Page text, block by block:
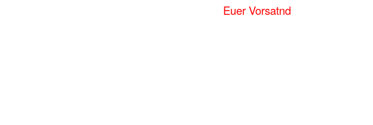
Euer Vorsatnd